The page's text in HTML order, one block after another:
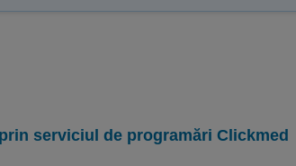
serviciul de programări Clickmed